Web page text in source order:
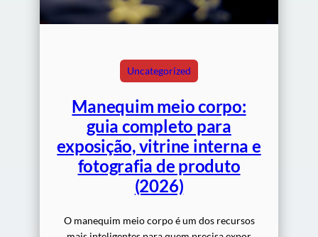
Uncategorized
Manequim meio corpo:
guia completo para
exposição, vitrine interna e
fotografia de produto
(2026)
O manequim meio corpo é um dos recursos